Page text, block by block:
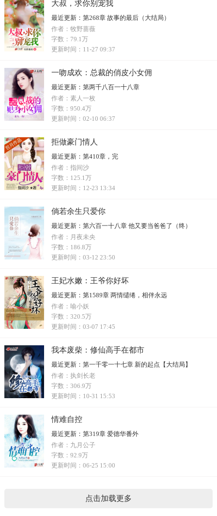
大叔，求你别宠我
最近更新： 第268章 故事的最后（大结局）
作者： 牧野蔷薇
字数： 79.1万
更新时间： 11-27 09:37
一吻成欢：总裁的俏皮小女佣
最近更新： 第两千八百一十八章
作者： 素人一枚
字数： 950.4万
更新时间： 02-10 06:37
拒做豪门情人
最近更新： 第410章，完
作者： 指间沙
字数： 125.1万
更新时间： 12-23 13:34
倘若余生只爱你
最近更新： 第六百一十八章 他又要当爸爸了（终）
作者： 月夜未央
字数： 186.8万
更新时间： 03-12 23:50
王妃水嫩：王爷你好坏
最近更新： 第1589章 两情缱绻，相伴永远
作者： 喻小妖
字数： 320.5万
更新时间： 03-07 17:45
我本废柴：修仙高手在都市
最近更新： 第一千零一十七章 新的起点【大结局】
作者： 执剑长老
字数： 306.9万
更新时间： 10-31 15:53
情难自控
最近更新： 第319章 爱德华番外
作者： 九月公子
字数： 92.9万
更新时间： 06-25 15:00
点击加载更多